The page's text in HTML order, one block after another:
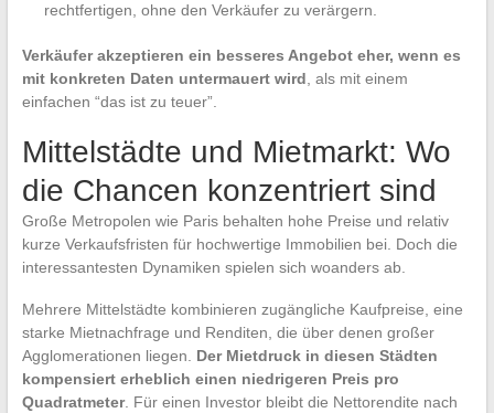
rechtfertigen, ohne den Verkäufer zu verärgern.
Verkäufer akzeptieren ein besseres Angebot eher, wenn es
mit konkreten Daten untermauert wird, als mit einem
einfachen “das ist zu teuer”.
Mittelstädte und Mietmarkt: Wo
die Chancen konzentriert sind
Große Metropolen wie Paris behalten hohe Preise und relativ
kurze Verkaufsfristen für hochwertige Immobilien bei. Doch die
interessantesten Dynamiken spielen sich woanders ab.
Mehrere Mittelstädte kombinieren zugängliche Kaufpreise, eine
starke Mietnachfrage und Renditen, die über denen großer
Agglomerationen liegen. Der Mietdruck in diesen Städten
kompensiert erheblich einen niedrigeren Preis pro
Quadratmeter. Für einen Investor bleibt die Nettorendite nach